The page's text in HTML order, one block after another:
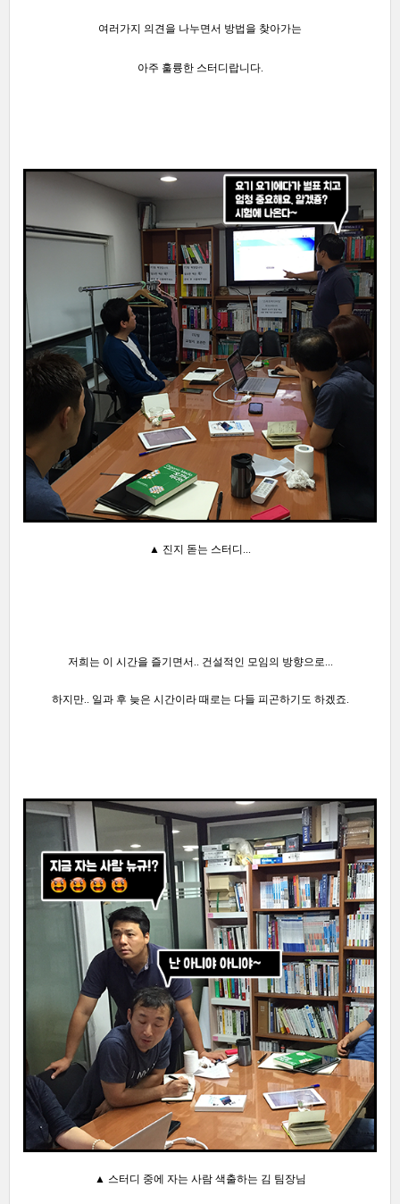
여러가지 의견을 나누면서 방법을 찾아가는
아주 훌륭한 스터디랍니다.
▲ 진지 돋는 스터디...
저희는 이 시간을 즐기면서.. 건설적인 모임의 방향으로...
하지만.. 일과 후 늦은 시간이라 때로는 다들 피곤하기도 하겠죠.
▲ 스터디 중에 자는 사람 색출하는 김 팀장님